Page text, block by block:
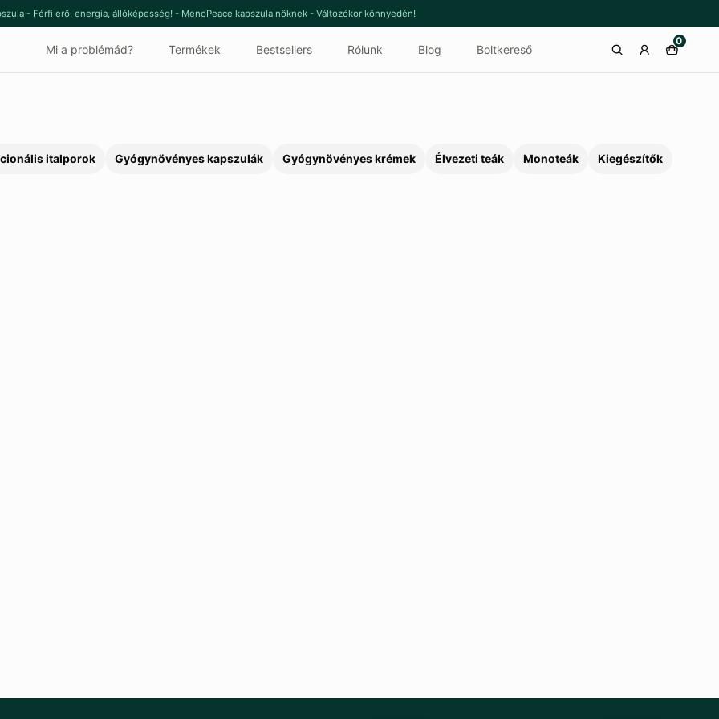
- Férfi erő, energia, állóképesség! - MenoPeace kapszula nőknek - Változókor könnyedén!
Mi a problémád? Termékek Bestsellers Rólunk Blog Boltkereső
0
italporok Gyógynövényes kapszulák Gyógynövényes krémek Élvezeti teák Monoteák Kiegészítők